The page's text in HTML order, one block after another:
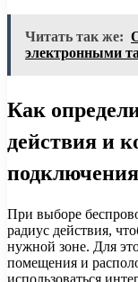
Читать так же:
электронными
Как
действия и
При выборе
радиус действия,
нужной зоне. Для
помещения и
использоваться